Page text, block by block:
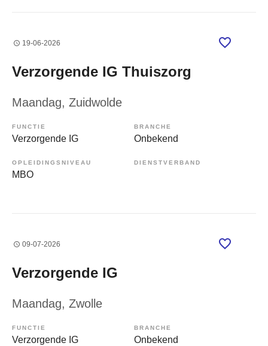
19-06-2026
Verzorgende IG Thuiszorg
Maandag, Zuidwolde
FUNCTIE
Verzorgende IG
BRANCHE
Onbekend
OPLEIDINGSNIVEAU
MBO
DIENSTVERBAND
09-07-2026
Verzorgende IG
Maandag, Zwolle
FUNCTIE
Verzorgende IG
BRANCHE
Onbekend